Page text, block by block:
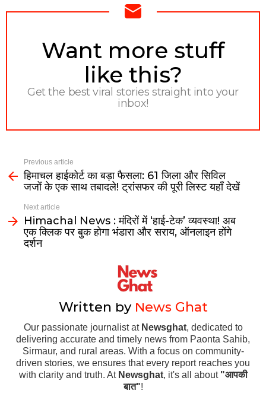
NEWSLETTER
Want more stuff
like this?
Get the best viral stories straight into your
inbox!
Previous article
हिमाचल हाईकोर्ट का बड़ा फैसला: 61 जिला और सिविल
जजों के एक साथ तबादले! ट्रांसफर की पूरी लिस्ट यहाँ देखें
Next article
Himachal News : मंदिरों में ‘हाई-टेक’ व्यवस्था! अब
एक क्लिक पर बुक होगा भंडारा और सराय, ऑनलाइन होंगे
दर्शन
Written by News Ghat
Our passionate journalist at Newsghat, dedicated to
delivering accurate and timely news from Paonta Sahib,
Sirmaur, and rural areas. With a focus on community-
driven stories, we ensures that every report reaches you
with clarity and truth. At Newsghat, it's all about "आपकी
बात"!